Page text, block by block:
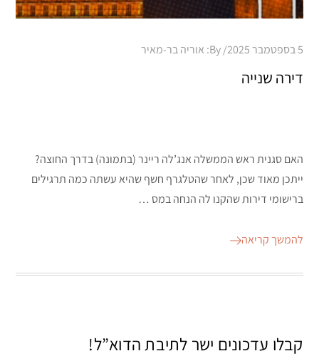
Posted
5 בספטמבר 2025 By: אוריה בר-מאיר
דירה שנייה
האם סגנית ראש הממשלה אנג’לה ריינר (בתמונה) בדרך החוצה?
ייתכן מאוד שכן, לאחר שהטלגרף חשף שהיא עשתה כמה תרגילים
ברישומי דירות שהקנו לה הנחה במס …
להמשך קריאה
קבלו עדכונים ישר לתיבת הדוא”ל!